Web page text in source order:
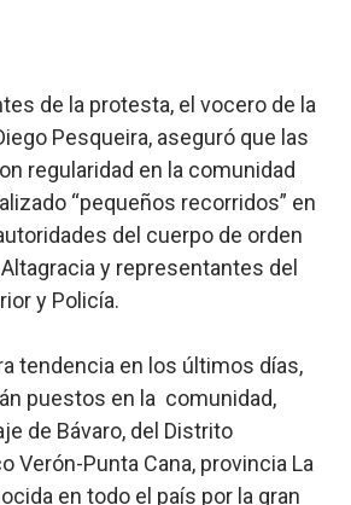
de la protesta, el vocero de la
Pesqueira, aseguró que las
regularidad en la comunidad
“pequeños recorridos” en
del cuerpo de orden
y representantes del
y Policía.
tendencia en los últimos días,
puestos en la comunidad,
de Bávaro, del Distrito
Verón-Punta Cana, provincia La
en todo el país por la gran